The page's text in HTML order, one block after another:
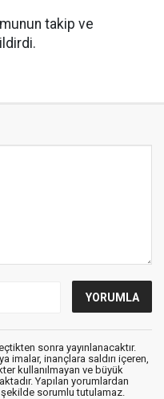
takip ve
sonra yayınlanacaktır.
imalar, inançlara saldırı içeren,
kullanılmayan ve büyük
Yapılan yorumlardan
sorumlu tutulamaz.